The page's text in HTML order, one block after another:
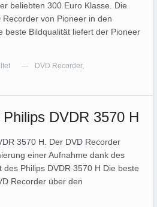
beliebten 300 Euro Klasse. Die
von Pioneer in den
beste Bildqualität liefert der Pioneer
— DVD Recorder,
DVDR 3570 H
3570 H. Der DVD Recorder
einer Aufnahme dank des
Philips DVDR 3570 H Die beste
Recorder über den